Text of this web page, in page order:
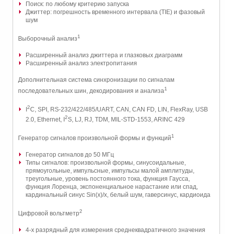
Поиск: по любому критерию запуска
Джиттер: погрешность временного интервала (TIE) и фазовый
шум
Выборочный анализ1
Расширенный анализ джиттера и глазковых диаграмм
Расширенный анализ электропитания
Дополнительная система синхронизации по сигналам
последовательных шин, декодирования и анализа1
2C, SPI, RS-232/422/485/UART, CAN, CAN FD, LIN, FlexRay, USB
2.0, Ethernet, I 2S, LJ, RJ, TDM, MIL-STD-1553, ARINC 429
Генератор сигналов произвольной формы и функций1
Генератор сигналов до 50 МГц
Типы сигналов: произвольной формы, синусоидальные,
прямоугольные, импульсные, импульсы малой амплитуды,
треугольные, уровень постоянного тока, функция Гаусса,
функция Лоренца, экспоненциальное нарастание или спад,
кардинальный синус Sin(x)/x, белый шум, гаверсинус, кардиоида
Цифровой вольтметр2
4-х разрядный для измерения среднеквадратичного значения